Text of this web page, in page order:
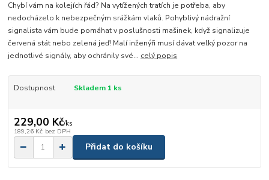
Chybí vám na kolejích řád? Na vytížených tratích je potřeba, aby
nedocházelo k nebezpečným srážkám vlaků. Pohyblivý nádražní
signalista vám bude pomáhat v poslušnosti mašinek, když signalizuje
červená stát nebo zelená jeď! Malí inženýři musí dávat velký pozor na
jednotlivé signály, aby ochránily své... celý popis
Dostupnost Skladem 1 ks
229,00 Kč/ks
189,26 Kč bez DPH
Přidat do košíku